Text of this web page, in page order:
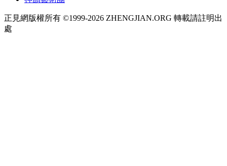
正見網版權所有 ©1999-2026 ZHENGJIAN.ORG 轉載請註明出
處